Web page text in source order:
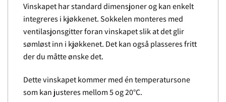
Vinskapet har standard dimensjoner og kan enkelt
integreres i kjøkkenet. Sokkelen monteres med
ventilasjonsgitter foran vinskapet slik at det glir
sømløst inn i kjøkkenet. Det kan også plasseres fritt
der du måtte ønske det.
Dette vinskapet kommer med én temperatursone
som kan justeres mellom 5 og 20°C.